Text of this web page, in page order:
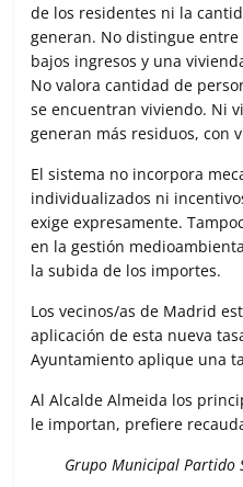
de los residentes ni la
generan. No distingue
bajos ingresos y una
No valora cantidad de
se encuentran viviendo. Ni
generan más residuos, con
El sistema no incorpora
individualizados ni
exige expresamente.
en la gestión
la subida de los importes.
Los vecinos/as de Madrid
aplicación de esta nueva
Ayuntamiento aplique una
Al Alcalde Almeida los
le importan, prefiere
Grupo Municipal Partido